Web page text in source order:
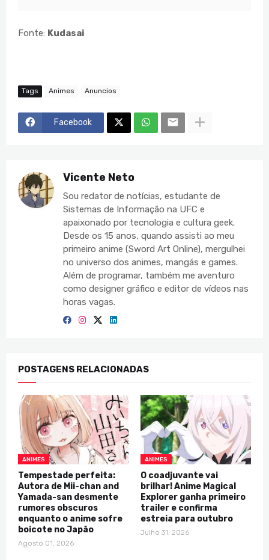
Fonte: Kudasai
Tags Animes Anuncios
Facebook
Vicente Neto
Sou redator de notícias, estudante de
Sistemas de Informação na UFC e
apaixonado por tecnologia e cultura geek.
Desde os 15 anos, quando assisti ao meu
primeiro anime (Sword Art Online), mergulhei
no universo dos animes, mangás e games.
Além de programar, também me aventuro
como designer gráfico e editor de vídeos nas
horas vagas.
POSTAGENS RELACIONADAS
ANIMES
Tempestade perfeita:
Autora de Mii-chan and
Yamada-san desmente
rumores obscuros
enquanto o anime sofre
boicote no Japão
Agosto 01, 2026
ANIMES
O coadjuvante vai
brilhar! Anime Magical
Explorer ganha primeiro
trailer e confirma
estreia para outubro
Julho 31, 2026